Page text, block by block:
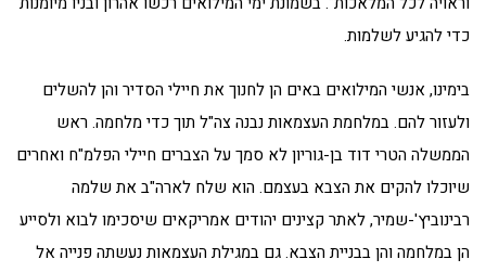
כדי להגיע לשלמות.
בימינו, אנשי המילואים באים הן לחנוך את חיילי הסדיר והן להשלים
ולעזור להם. במלחמת העצמאות נבנה צה"ל תוך כדי מלחמה. ראש
הממשלה הטרי דוד בן-גוריון לא סמך על הצברים חיילי הפלמ"ח ואחרים
שיוכלו להקים את הצבא בעצמם. הוא שלח לארה"ב את שלמה
רבינוביץ'-שמיר, לאתר קצינים יהודים אמריקאים שיסכימו לבוא ולסייע
הן במלחמה והן בבניית הצבא. גם במגילת העצמאות נעשתה פנייה אל